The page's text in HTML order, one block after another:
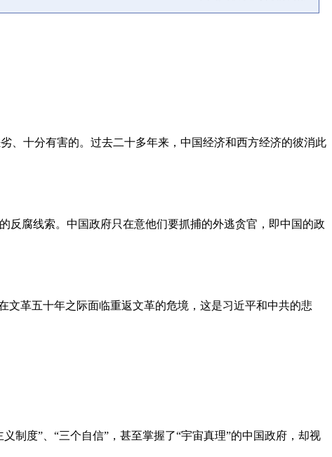
、十分有害的。过去二十多年来，中国经济和西方经济的彼消此
反腐线索。中国政府只在意他们要抓捕的外逃贪官，即中国的政
文革五十年之际面临重返文革的危境，这是习近平和中共的悲
制度”、“三个自信”，甚至掌握了“宇宙真理”的中国政府，却视